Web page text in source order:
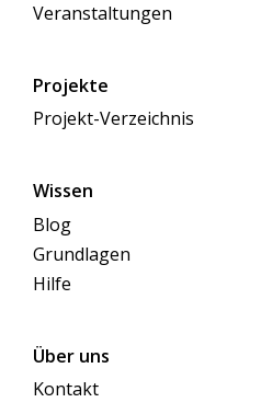
Veranstaltungen
Projekte
Projekt-Verzeichnis
Wissen
Blog
Grundlagen
Hilfe
Über uns
Kontakt